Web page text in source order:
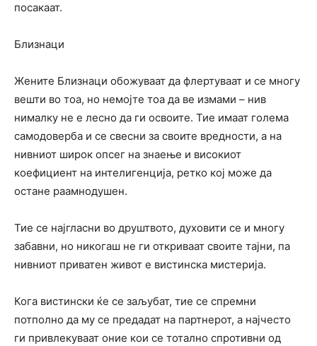
посакаат.
Близнаци
Жените Близнаци обожуваат да флертуваат и се многу
вешти во тоа, но немојте тоа да ве измами – нив
нималку не е лесно да ги освоите. Тие имаат голема
самодоверба и се свесни за своите вредности, а на
нивниот широк опсег на знаење и високиот
коефициент на интелигенција, ретко кој може да
остане раамнодушен.
Тие се најгласни во друштвото, духовити се и многу
забавни, но никогаш не ги откриваат своите тајни, па
нивниот приватен живот е вистинска мистерија.
Кога вистински ќе се заљубат, тие се спремни
потполно да му се предадат на партнерот, а најчесто
ги привлекуваат оние кои се тотално спротивни од